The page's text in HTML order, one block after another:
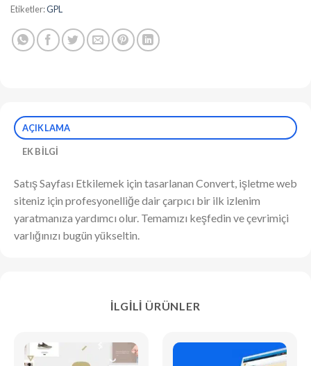
Etiketler:GPL
AÇIKLAMA
EK BILGI
Satış Sayfası Etkilemek için tasarlanan Convert, işletme web
siteniz için profesyonelliğe dair çarpıcı bir ilk izlenim
yaratmanıza yardımcı olur. Temamızı keşfedin ve çevrimiçi
varlığınızı bugün yükseltin.
İLGILI ÜRÜNLER